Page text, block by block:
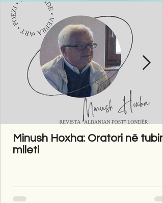
Minush Hoxha: Oratori në tubim
mileti